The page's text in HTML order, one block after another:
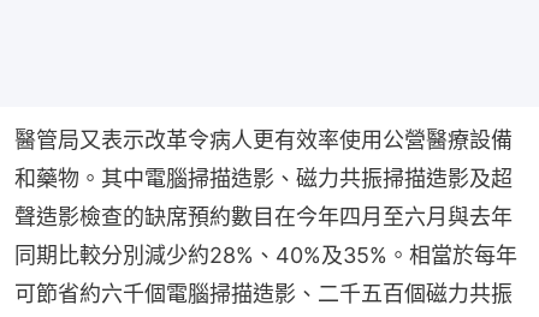
醫管局又表示改革令病人更有效率使用公營醫療設備
和藥物。其中電腦掃描造影、磁力共振掃描造影及超
聲造影檢查的缺席預約數目在今年四月至六月與去年
同期比較分別減少約28%、40%及35%。相當於每年
可節省約六千個電腦掃描造影、二千五百個磁力共振